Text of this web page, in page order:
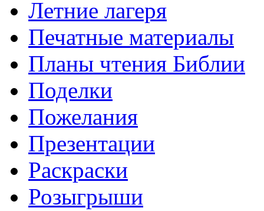
Летние лагеря
Печатные материалы
Планы чтения Библии
Поделки
Пожелания
Презентации
Раскраски
Розыгрыши